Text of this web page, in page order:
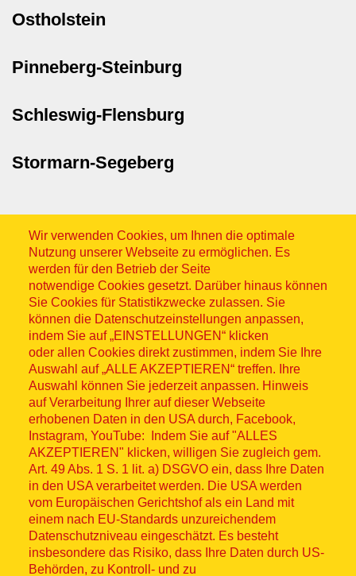
Ostholstein
Pinneberg-Steinburg
Schleswig-Flensburg
Stormarn-Segeberg
Wir verwenden Cookies, um Ihnen die optimale
Nutzung unserer Webseite zu ermöglichen. Es
werden für den Betrieb der Seite
notwendige Cookies gesetzt. Darüber hinaus können
Sie Cookies für Statistikzwecke zulassen. Sie
können die Datenschutzeinstellungen anpassen,
indem Sie auf „EINSTELLUNGEN“ klicken
oder allen Cookies direkt zustimmen, indem Sie Ihre
Auswahl auf „ALLE AKZEPTIEREN“ treffen. Ihre
Auswahl können Sie jederzeit anpassen. Hinweis
auf Verarbeitung Ihrer auf dieser Webseite
erhobenen Daten in den USA durch, Facebook,
Instagram, YouTube: Indem Sie auf "ALLES
AKZEPTIEREN" klicken, willigen Sie zugleich gem.
Art. 49 Abs. 1 S. 1 lit. a) DSGVO ein, dass Ihre Daten
in den USA verarbeitet werden. Die USA werden
vom Europäischen Gerichtshof als ein Land mit
einem nach EU-Standards unzureichendem
Datenschutzniveau eingeschätzt. Es besteht
insbesondere das Risiko, dass Ihre Daten durch US-
Behörden, zu Kontroll- und zu
Sitemap
© ASB 2026
Fußzeilenmenü
Impressum
Datenschutz
Kontakt
Hinweisgebersystem